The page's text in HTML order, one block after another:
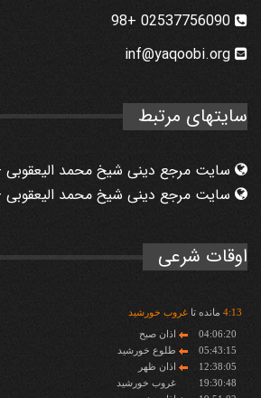
inf@yaqoobi.org
سایتهای مرتبط
سایت مرجع دینی شیخ محمد الیعقوبی
سایت مرجع دینی شیخ محمد الیعقوبی
اوقات شرعی
4:13 مانده تاغروب خورشید
04:06:20
اذان صبح
05:43:15
طلوع خورشید
12:38:05
اذان ظهر
19:30:48
غروب خورشید